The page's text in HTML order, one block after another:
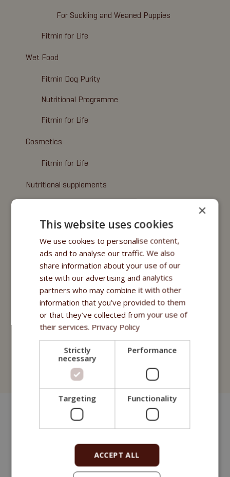
For Suckling and Weaned Puppies
Fitmin for Life
Wet Food
Fitmin Dog Purity
Nutritional Programme
Fitmin for Life
Cosmetics
Fitmin for Life
Nutritional supplements
Purity - Fitmin Apotheke
Fitmin Dog Purity
Snax Bones
Snax Nuggets
Snax Stripes
Fitmin Nutritional Programme
Fitmin for Life
×
This website uses cookies
We use cookies to personalise content,
ads and to analyse our traffic. We also
share information about your use of our
site with our advertising and analytics
partners who may combine it with other
information that you’ve provided to them
or that they’ve collected from your use of
their services. Privacy Policy
Strictly
necessary
Performance
Targeting Functionality
ACCEPT ALL